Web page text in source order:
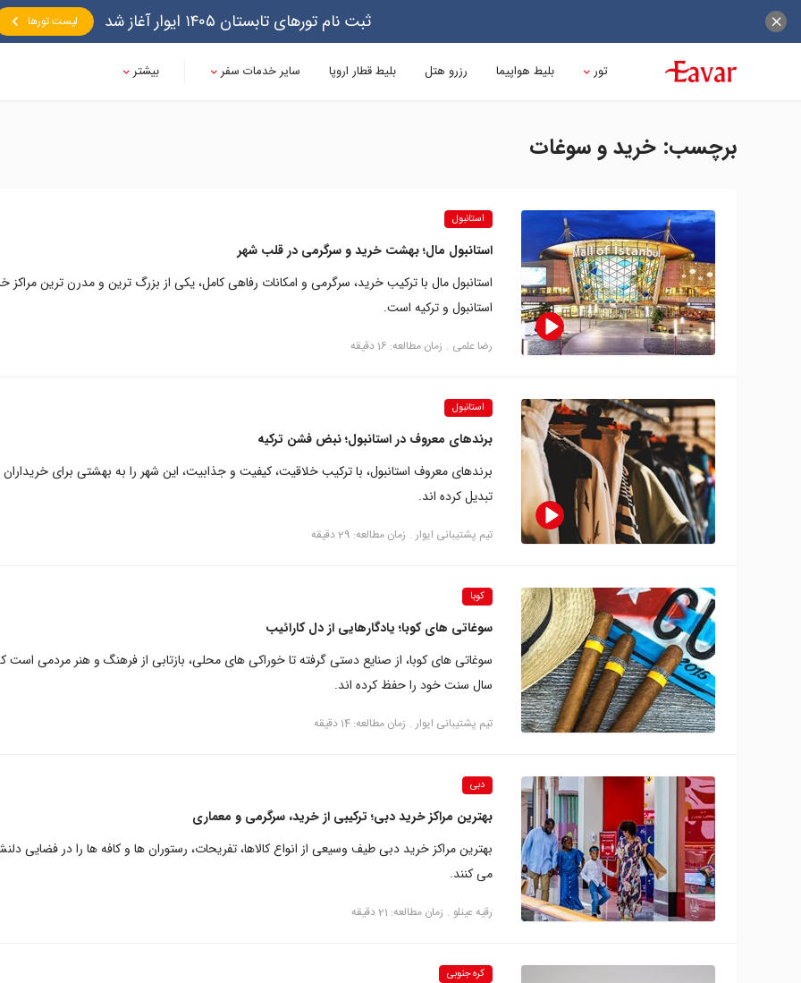
ثبت نام تورهای تابستان ۱۴۰۵ ایوار آغاز شد لیست تورها
تور بلیط هواپیما رزرو هتل بلیط قطار اروپا سایر خدمات سفر بیشتر
برچسب: خرید و سوغات
استانبول
استانبول مال؛ بهشت خرید و سرگرمی در قلب شهر
استانبول مال با ترکیب خرید، سرگرمی و امکانات رفاهی کامل، یکی از بزرگ ترین و مدرن ترین مراکز
استانبول و ترکیه است.
رضا علمی زمان مطالعه: 16 دقیقه
استانبول
برندهای معروف در استانبول؛ نبض فشن ترکیه
برندهای معروف استانبول، با ترکیب خلاقیت، کیفیت و جذابیت، این شهر را به بهشتی برای
تبدیل کرده اند.
تیم پشتیبانی ایوار زمان مطالعه: 29 دقیقه
کوبا
سوغاتی های کوبا؛ یادگارهایی از دل کارائیب
سوغاتی های کوبا، از صنایع دستی گرفته تا خوراکی های محلی، بازتابی از فرهنگ و هنر مردمی است
سال سنت خود را حفظ کرده اند.
تیم پشتیبانی ایوار زمان مطالعه: 14 دقیقه
دبی
بهترین مراکز خرید دبی؛ ترکیبی از خرید، سرگرمی و معماری
بهترین مراکز خرید دبی طیف وسیعی از انواع کالاها، تفریحات، رستوران ها و کافه ها را در فضایی
می کنند.
رقیه عینلو زمان مطالعه: 21 دقیقه
کره جنوبی